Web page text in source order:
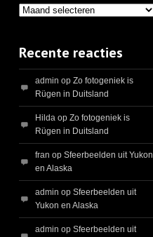
Archieven
Recente reacties
admin opZo fotogeniek is
Rügen in Duitsland
Hilda opZo fotogeniek is
Rügen in Duitsland
fran opSfeerbeelden uit Yukon
en Alaska
admin opSfeerbeelden uit
Yukon en Alaska
admin opSfeerbeelden uit